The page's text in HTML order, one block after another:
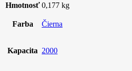
Hmotnosť 0,177 kg
Farba Čierna
Kapacita 2000